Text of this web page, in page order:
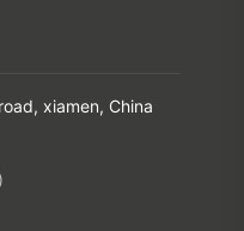
xiamen, China